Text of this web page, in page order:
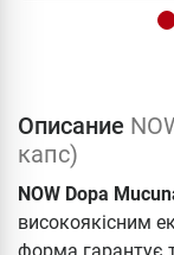
Описание
капс)
NOW Dopa
високоякісним